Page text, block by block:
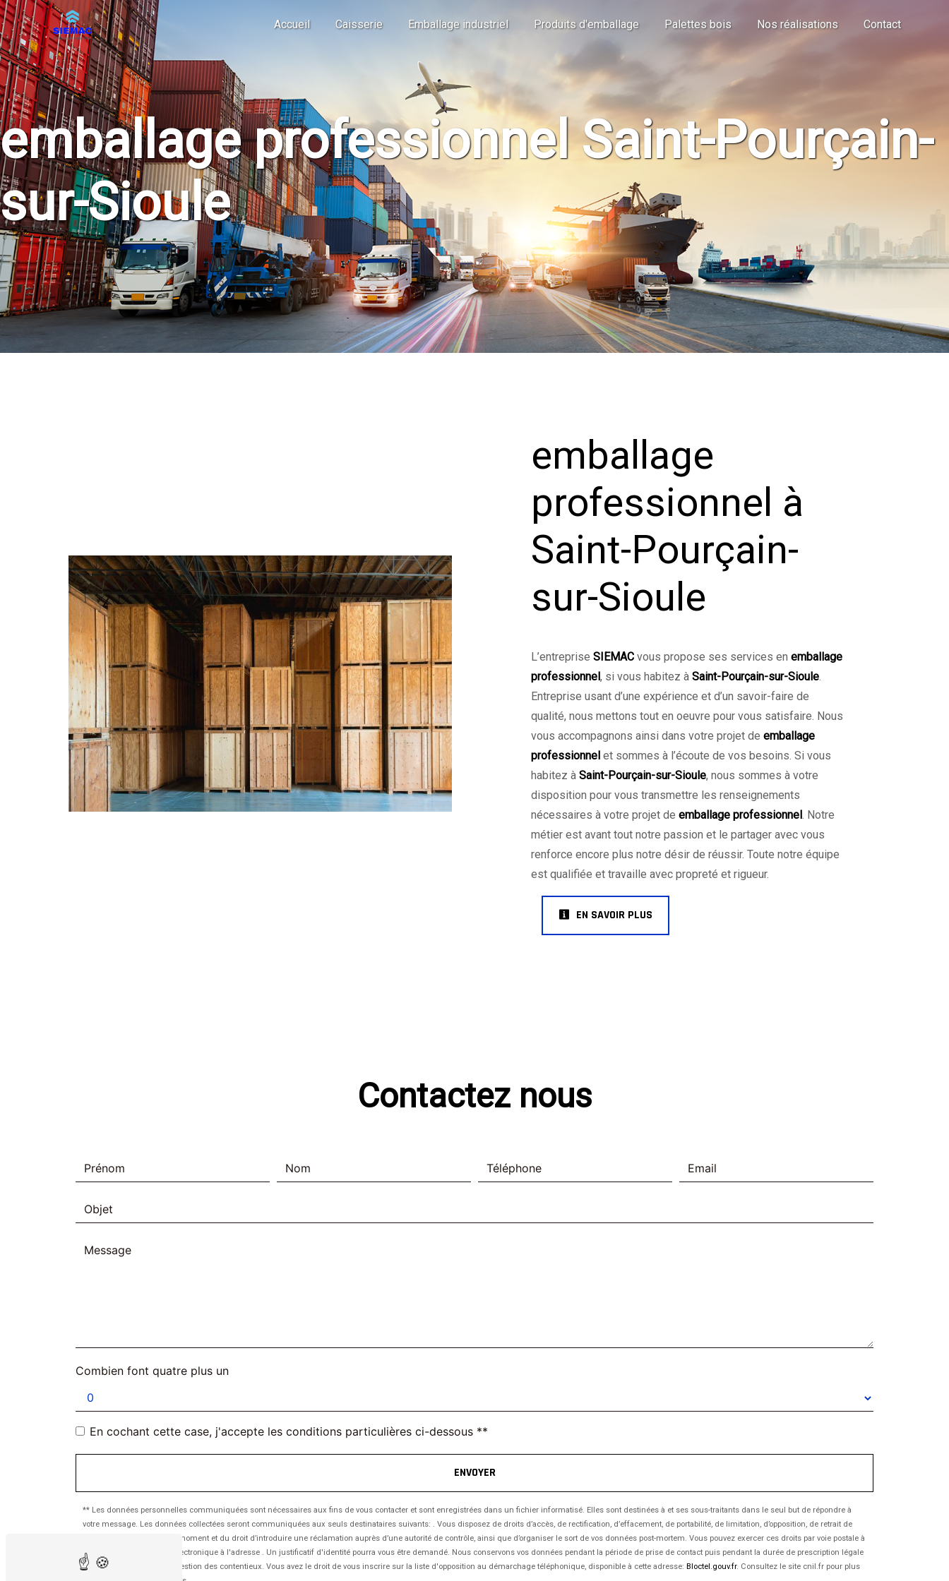
Accueil Caisserie Emballage industriel Produits d'emballage Palettes bois Nos réalisations Contact
emballage professionnel Saint-Pourçain-
sur-Sioule
emballage
professionnel à
Saint-Pourçain-
sur-Sioule
L’entreprise SIEMAC vous propose ses services en emballage
professionnel, si vous habitez à Saint-Pourçain-sur-Sioule.
Entreprise usant d’une expérience et d’un savoir-faire de
qualité, nous mettons tout en oeuvre pour vous satisfaire. Nous
vous accompagnons ainsi dans votre projet de emballage
professionnel et sommes à l’écoute de vos besoins. Si vous
habitez à Saint-Pourçain-sur-Sioule, nous sommes à votre
disposition pour vous transmettre les renseignements
nécessaires à votre projet de emballage professionnel. Notre
métier est avant tout notre passion et le partager avec vous
renforce encore plus notre désir de réussir. Toute notre équipe
est qualifiée et travaille avec propreté et rigueur.
EN SAVOIR PLUS
Contactez nous
Combien font quatre plus un
En cochant cette case, j'accepte les conditions particulières ci-dessous **
ENVOYER
** Les données personnelles communiquées sont nécessaires aux fins de vous contacter et sont enregistrées dans un fichier informatisé. Elles sont destinées à et ses sous-traitants dans le seul but de répondre à
votre message. Les données collectées seront communiquées aux seuls destinataires suivants: . Vous disposez de droits d’accès, de rectification, d’effacement, de portabilité, de limitation, d’opposition, de retrait de
votre consentement à tout moment et du droit d’introduire une réclamation auprès d’une autorité de contrôle, ainsi que d’organiser le sort de vos données post-mortem. Vous pouvez exercer ces droits par voie postale à
l'adresse ou par courrier électronique à l'adresse . Un justificatif d'identité pourra vous être demandé. Nous conservons vos données pendant la période de prise de contact puis pendant la durée de prescription légale
aux fins probatoires et de gestion des contentieux. Vous avez le droit de vous inscrire sur la liste d'opposition au démarchage téléphonique, disponible à cette adresse: Bloctel.gouv.fr. Consultez le site cnil.fr pour plus
Panneau de gestion des cookies